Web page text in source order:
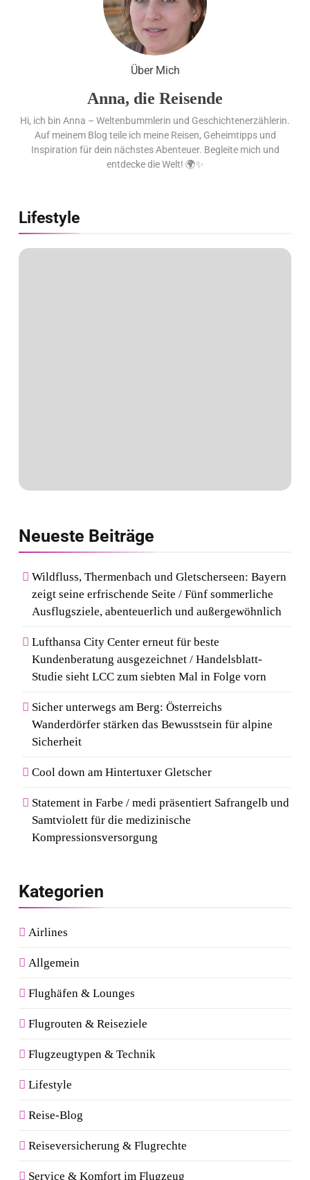
Ägypten erleben mit Builder
Travel: sicher, persönlich und gut
begleitetÜber Mich
Anna, die Reisende
Hi, ich bin Anna – Weltenbummlerin und Geschichtenerzählerin.
Auf meinem Blog teile ich meine Reisen, Geheimtipps und
Inspiration für dein nächstes Abenteuer. Begleite mich und
entdecke die Welt! 🌍✨
Lifestyle
Neueste Beiträge
Wildfluss, Thermenbach und Gletscherseen: Bayern
zeigt seine erfrischende Seite / Fünf sommerliche
Ausflugsziele, abenteuerlich und außergewöhnlich
Lufthansa City Center erneut für beste
Kundenberatung ausgezeichnet / Handelsblatt-
Studie sieht LCC zum siebten Mal in Folge vorn
Sicher unterwegs am Berg: Österreichs
Wanderdörfer stärken das Bewusstsein für alpine
Sicherheit
Cool down am Hintertuxer Gletscher
Statement in Farbe / medi präsentiert Safrangelb und
Samtviolett für die medizinische
Kompressionsversorgung
Kategorien
Airlines
Allgemein
Flughäfen & Lounges
Flugrouten & Reiseziele
Flugzeugtypen & Technik
Lifestyle
Reise-Blog
Reiseversicherung & Flugrechte
Service & Komfort im Flugzeug